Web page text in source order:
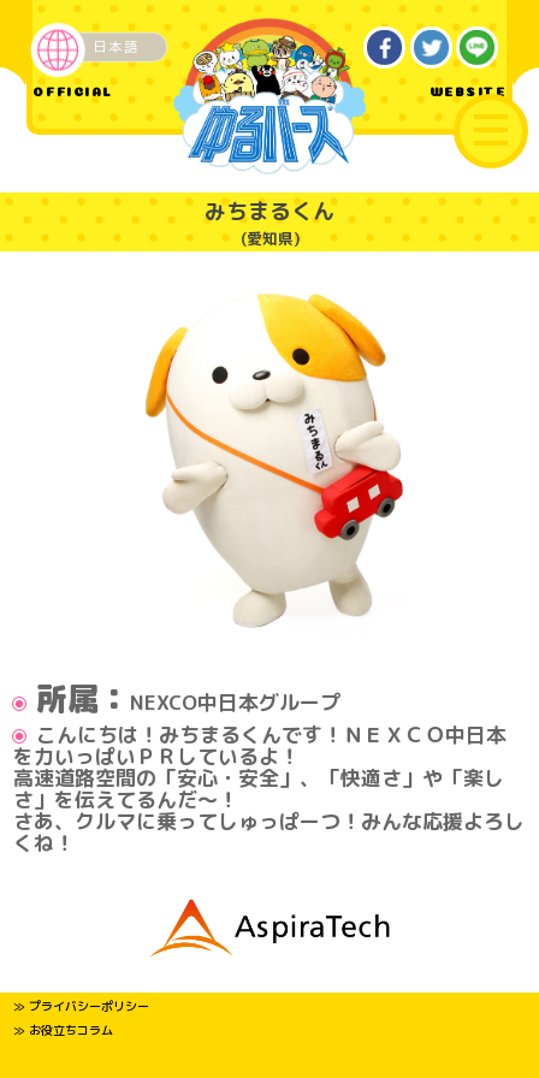
OFFICIAL WEBSITE
日本語
企業・その他
みちまるくん
(愛知県)
所属： NEXCO中日本グループ
こんにちは！みちまるくんです！ＮＥＸＣＯ中日本
を力いっぱいＰＲしているよ！
高速道路空間の「安心・安全」、「快適さ」や「楽し
さ」を伝えてるんだ～！
さあ、クルマに乗ってしゅっぱーつ！みんな応援よろし
くね！
≫ プライバシーポリシー
≫ お役立ちコラム